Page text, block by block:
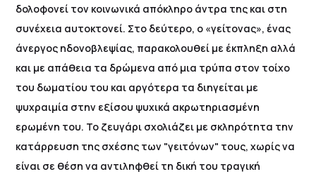
δολοφονεί τον κοινωνικά απόκληρο άντρα της και στη
συνέχεια αυτοκτονεί. Στο δεύτερο, ο «γείτονας», ένας
άνεργος ηδονοβλεψίας, παρακολουθεί με έκπληξη αλλά
και με απάθεια τα δρώμενα από μια τρύπα στον τοίχο
του δωματίου του και αργότερα τα διηγείται με
ψυχραιμία στην εξίσου ψυχικά ακρωτηριασμένη
ερωμένη του. Το ζευγάρι σχολιάζει με σκληρότητα την
κατάρρευση της σχέσης των "γειτόνων" τους, χωρίς να
είναι σε θέση να αντιληφθεί τη δική του τραγική